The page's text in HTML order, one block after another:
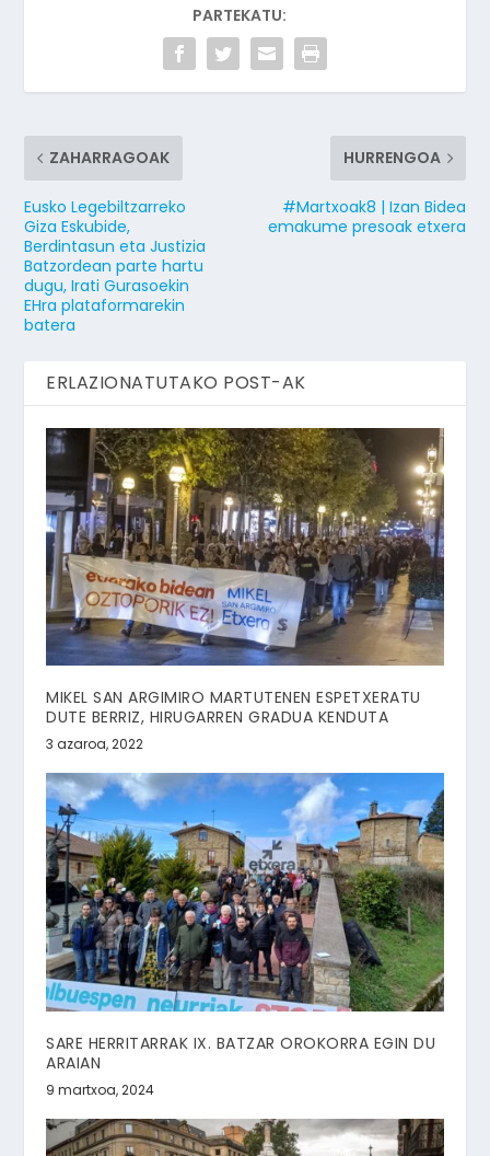
PARTEKATU:
ZAHARRAGOAK
Eusko Legebiltzarreko
Giza Eskubide,
Berdintasun eta Justizia
Batzordean parte hartu
dugu, Irati Gurasoekin
EHra plataformarekin
batera
HURRENGOA
#Martxoak8 | Izan Bidea
emakume presoak etxera
ERLAZIONATUTAKO POST-AK
MIKEL SAN ARGIMIRO MARTUTENEN ESPETXERATU
DUTE BERRIZ, HIRUGARREN GRADUA KENDUTA
3 azaroa, 2022
SARE HERRITARRAK IX. BATZAR OROKORRA EGIN DU
ARAIAN
9 martxoa, 2024